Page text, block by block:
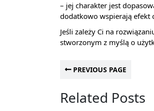
– jej charakter jest
dodatkowo wspierają efekt
Jeśli zależy Ci na
stworzonym z myślą o
PREVIOUS PAGE
Related Posts